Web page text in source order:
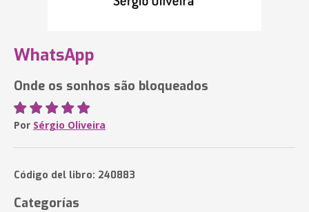
WhatsApp
Onde os sonhos são bloqueados
Por Sérgio Oliveira
Código del libro: 240883
Categorías